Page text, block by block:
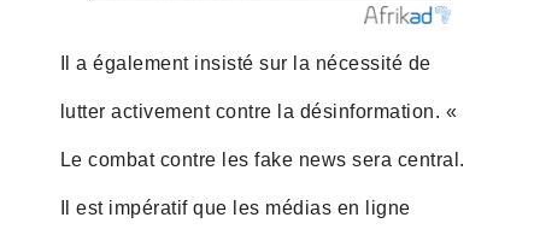
Il a également insisté sur la nécessité de
lutter activement contre la désinformation. «
Le combat contre les fake news sera central.
Il est impératif que les médias en ligne